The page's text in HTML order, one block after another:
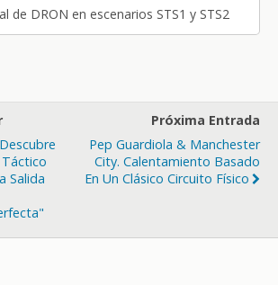
de DRON en escenarios STS1 y STS2
Salida
Próxima Entrada
Pep Guardiola & Manchester
City. Calentamiento Basado
En Un Clásico Circuito Físico